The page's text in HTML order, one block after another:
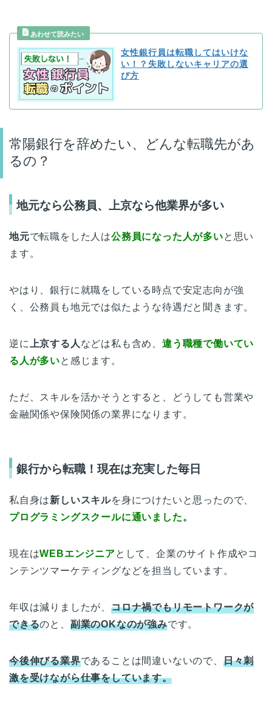
女性銀行員は転職してはいけな
い！？失敗しないキャリアの選
び方
常陽銀行を辞めたい、どんな転職先があ
るの？
地元なら公務員、上京なら他業界が多い
地元で転職をした人は公務員になった人が多いと思い
ます。
やはり、銀行に就職をしている時点で安定志向が強
く、公務員も地元では似たような待遇だと聞きます。
逆に 上京する人 などは私も含め、違う職種で働いてい
る人が多いと感じます。
ただ、スキルを活かそうとすると、どうしても営業や
金融関係や保険関係の業界になります。
銀行から転職！現在は充実した毎日
私自身は新しいスキルを身につけたいと思ったので、
プログラミングスクールに通いました。
現在はWEBエンジニアとして、企業のサイト作成やコ
ンテンツマーケティングなどを担当しています。
年収は減りましたが、 コロナ禍でもリモートワークが
できるのと、 副業のOKなのが強みです。
今後伸びる業界であることは間違いないので、 日々刺
激を受けながら仕事をしています。